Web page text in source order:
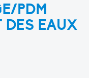
PDM
DES EAUX